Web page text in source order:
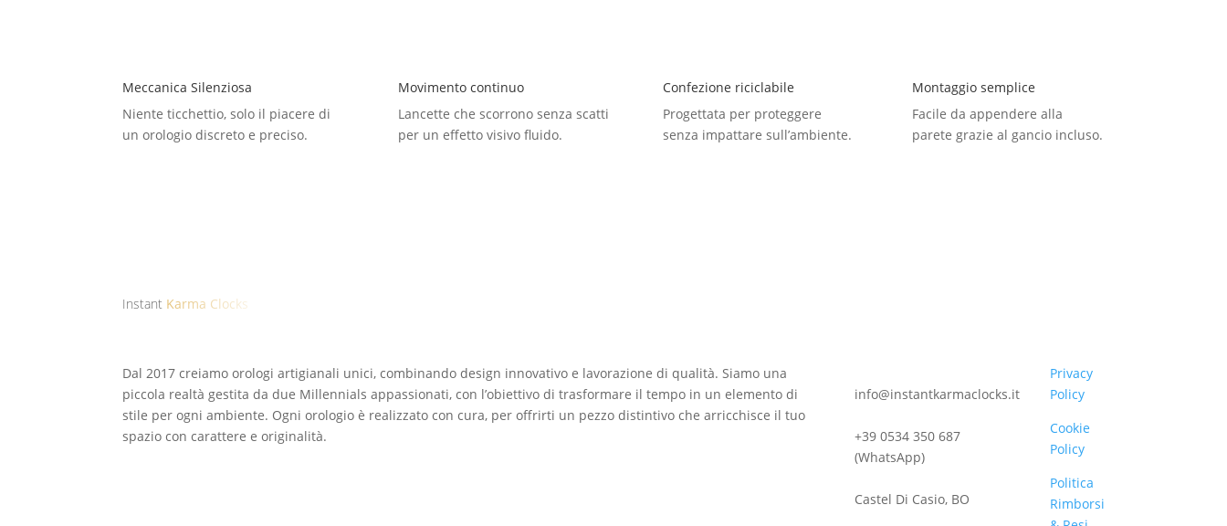
Meccanica Silenziosa
Niente ticchettio, solo il piacere di
un orologio discreto e preciso.
Movimento continuo
Lancette che scorrono senza scatti
per un effetto visivo fluido.
Confezione riciclabile
Progettata per proteggere
senza impattare sull’ambiente.
Montaggio semplice
Facile da appendere alla
parete grazie al gancio incluso.
Instant Karma Clocks
Dal 2017 creiamo orologi artigianali unici, combinando design innovativo e lavorazione di qualità. Siamo una
piccola realtà gestita da due Millennials appassionati, con l’obiettivo di trasformare il tempo in un elemento di
stile per ogni ambiente. Ogni orologio è realizzato con cura, per offrirti un pezzo distintivo che arricchisce il tuo
spazio con carattere e originalità.
info@instantkarmaclocks.it
+39 0534 350 687
(WhatsApp)
Castel Di Casio, BO
Privacy
Policy
Cookie
Policy
Politica
Rimborsi